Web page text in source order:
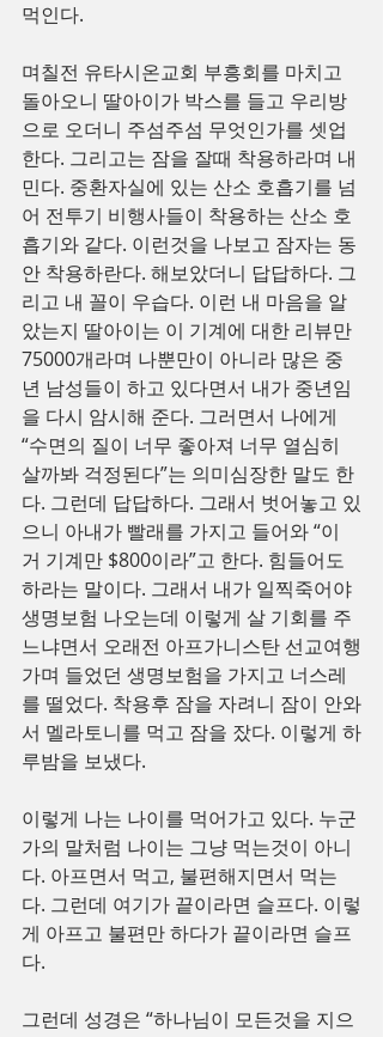
먹인다.
며칠전 유타시온교회 부흥회를 마치고
돌아오니 딸아이가 박스를 들고 우리방
으로 오더니 주섬주섬 무엇인가를 셋업
한다. 그리고는 잠을 잘때 착용하라며 내
민다. 중환자실에 있는 산소 호흡기를 넘
어 전투기 비행사들이 착용하는 산소 호
흡기와 같다. 이런것을 나보고 잠자는 동
안 착용하란다. 해보았더니 답답하다. 그
리고 내 꼴이 우습다. 이런 내 마음을 알
았는지 딸아이는 이 기계에 대한 리뷰만
75000개라며 나뿐만이 아니라 많은 중
년 남성들이 하고 있다면서 내가 중년임
을 다시 암시해 준다. 그러면서 나에게
“수면의 질이 너무 좋아져 너무 열심히
살까봐 걱정된다”는 의미심장한 말도 한
다. 그런데 답답하다. 그래서 벗어놓고 있
으니 아내가 빨래를 가지고 들어와 “이
거 기계만 $800이라”고 한다. 힘들어도
하라는 말이다. 그래서 내가 일찍죽어야
생명보험 나오는데 이렇게 살 기회를 주
느냐면서 오래전 아프가니스탄 선교여행
가며 들었던 생명보험을 가지고 너스레
를 떨었다. 착용후 잠을 자려니 잠이 안와
서 멜라토니를 먹고 잠을 잤다. 이렇게 하
루밤을 보냈다.
이렇게 나는 나이를 먹어가고 있다. 누군
가의 말처럼 나이는 그냥 먹는것이 아니
다. 아프면서 먹고, 불편해지면서 먹는
다. 그런데 여기가 끝이라면 슬프다. 이렇
게 아프고 불편만 하다가 끝이라면 슬프
다.
그런데 성경은 “하나님이 모든것을 지으